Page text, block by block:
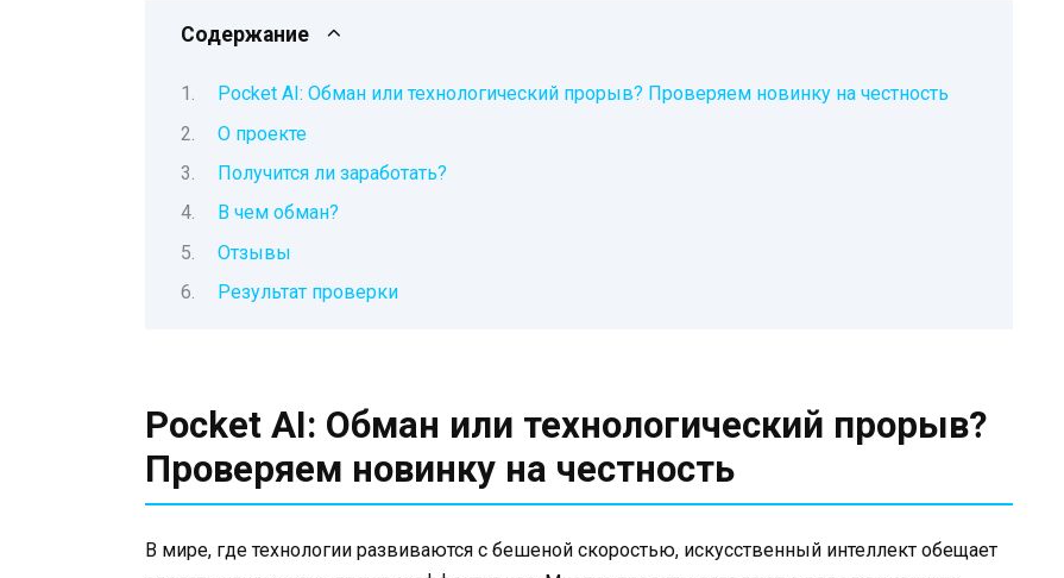
Содержание
Pocket AI: Обман или технологический прорыв? Проверяем новинку на честность
О проекте
Получится ли заработать?
В чем обман?
Отзывы
Результат проверки
Pocket AI: Обман или технологический прорыв?
Проверяем новинку на честность
В мире, где технологии развиваются с бешеной скоростью, искусственный интеллект обещает